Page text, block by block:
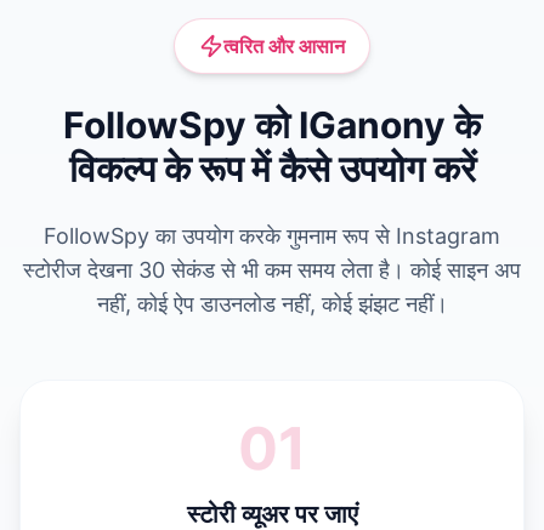
त्वरित और आसान
FollowSpy को IGanony के
विकल्प के रूप में कैसे उपयोग करें
FollowSpy का उपयोग करके गुमनाम रूप से Instagram
स्टोरीज देखना 30 सेकंड से भी कम समय लेता है। कोई साइन अप
नहीं, कोई ऐप डाउनलोड नहीं, कोई झंझट नहीं।
01
स्टोरी व्यूअर पर जाएं